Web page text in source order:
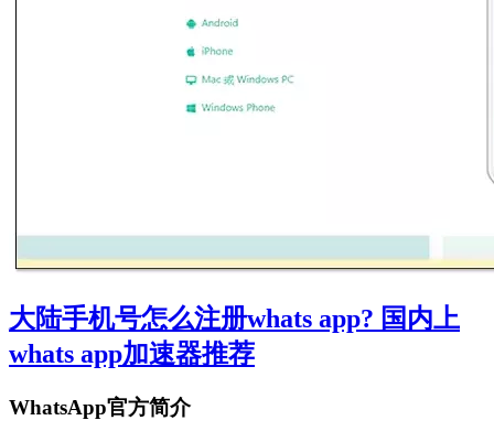
大陆手机号怎么注册whats app? 国内上
whats app加速器推荐
WhatsApp官方简介